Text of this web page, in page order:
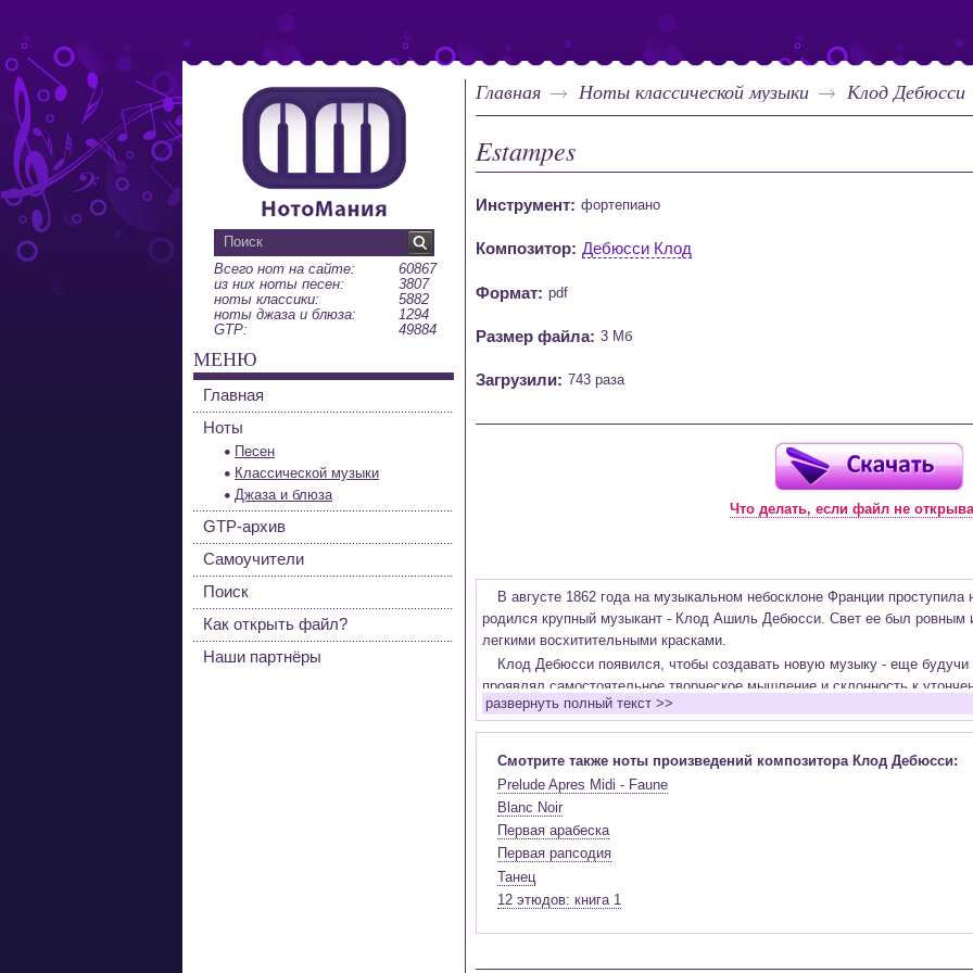
Главная Ноты классической музыки Клод Дебюсси
Estampes
Инструмент: фортепиано
Композитор: Дебюсси Клод
Формат: pdf
Размер файла: 3 Мб
Загрузили: 743 раза
Что делать, если файл не
В августе 1862 года на музыкальном небосклоне Франции
родился крупный музыкант - Клод Ашиль Дебюсси. Свет ее был ровным
легкими восхитительными красками.
Клод Дебюсси появился, чтобы создавать новую музыку - еще будучи
проявлял самостоятельное творческое мышление и склонность к
В 80-е годы «рука Москвы» поправила положение новой звезды на
Одаренный юноша был приглашен в семью русской меценатки фон Мекк,
давал уроки игры на фортепиано дочери баронессы.
Говоря о московском периоде, нельзя обойти вниманием Могучую
пространство столицы. Не смог обойти ее и юный Дебюсси -
писали о «русской западне» в его творчестве. 18-летний Клод мог бы
предложение руки и сердца Соне, дочери баронессы фон Мекк было
одаренному музыканту, предложив не путать Божий дар с яичницей. Мы
дочерью, и насколько справедливо обозначила она свою дочь.
Отвергнутый жених вместе с музыкальными пожитками возвратился в
развернуть полный текст >>
Смотрите также ноты произведений композитора Клод Дебюсси:
Prelude Apres Midi - Faune
Blanc Noir
Первая арабеска
Первая рапсодия
Танец
12 этюдов: книга 1
Всего нот на сайте:
60867
из них ноты песен:
3807
ноты классики:
5882
ноты джаза и блюза:
1294
GTP:
49884
МЕНЮ
Главная
Ноты
Песен
Классической музыки
Джаза и блюза
GTP-архив
Самоучители
Поиск
Как открыть файл?
Наши партнёры